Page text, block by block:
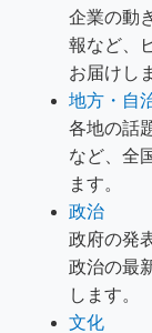
企業の動
報など、
お届けし
地方・自
各地の話
など、全
ます。
政治
政府の発
政治の最
します。
文化